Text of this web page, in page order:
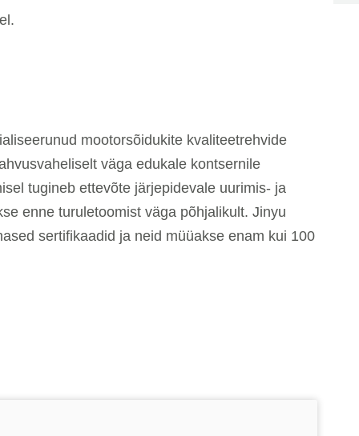
mootorsõidukite kvaliteetrehvide
väga edukale kontsernile
tugineb ettevõte järjepidevale uurimis- ja
enne turuletoomist väga põhjalikult. Jinyu
sertifikaadid ja neid müüakse enam kui 100